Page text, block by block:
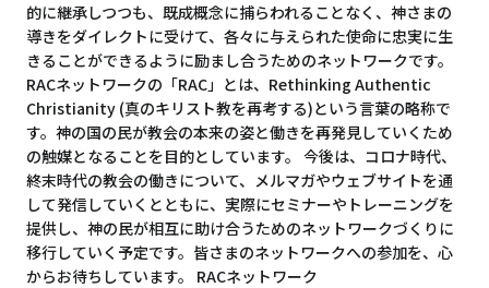
的に継承しつつも、既成概念に捕らわれることなく、神さまの
導きをダイレクトに受けて、各々に与えられた使命に忠実に生
きることができるように励まし合うためのネットワークです。
RACネットワークの「RAC」とは、Rethinking Authentic
Christianity (真のキリスト教を再考する)という言葉の略称で
す。神の国の民が教会の本来の姿と働きを再発見していくため
の触媒となることを目的としています。 今後は、コロナ時代、
終末時代の教会の働きについて、メルマガやウェブサイトを通
して発信していくとともに、実際にセミナーやトレーニングを
提供し、神の民が相互に助け合うためのネットワークづくりに
移行していく予定です。皆さまのネットワークへの参加を、心
からお待ちしています。 RACネットワーク